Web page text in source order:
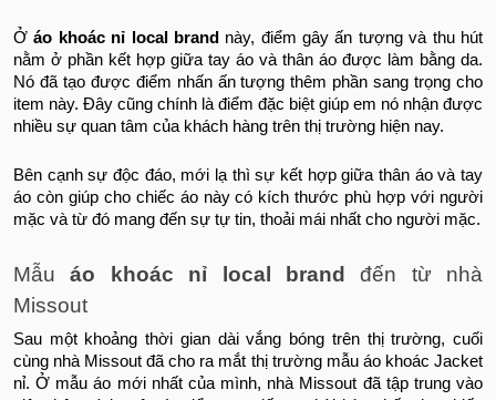
Ởáo khoác nỉ local brand này, điểm gây ấn tượng và thu hút
nằm ở phần kết hợp giữa tay áo và thân áo được làm bằng da.
Nó đã tạo được điểm nhấn ấn tượng thêm phần sang trọng cho
item này. Đây cũng chính là điểm đặc biệt giúp em nó nhận được
nhiều sự quan tâm của khách hàng trên thị trường hiện nay.
Bên cạnh sự độc đáo, mới lạ thì sự kết hợp giữa thân áo và tay
áo còn giúp cho chiếc áo này có kích thước phù hợp với người
mặc và từ đó mang đến sự tự tin, thoải mái nhất cho người mặc.
Mẫuáo khoác nỉ local brand
đến từ nhà
Missout
Sau một khoảng thời gian dài vắng bóng trên thị trường, cuối
cùng nhà Missout đã cho ra mắt thị trường mẫu áo khoác Jacket
nỉ. Ở mẫu áo mới nhất của mình, nhà Missout đã tập trung vào